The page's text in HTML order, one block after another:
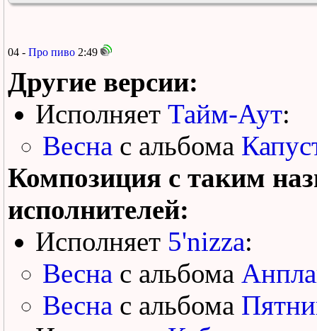
04 - Про пиво 2:49
Другие версии:
Исполняет Тайм-Аут:
Весна с альбома
Композиция с таким
исполнителей:
Исполняет 5'nizza:
Весна с альбома
Весна с альбома